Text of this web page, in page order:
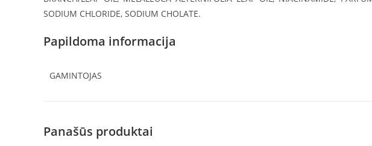
SODIUM CHLORIDE, SODIUM CHOLATE.
Papildoma informacija
GAMINTOJAS
Panašūs produktai